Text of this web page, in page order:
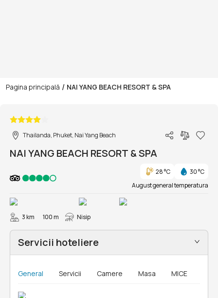
Pagina principală / NAI YANG BEACH RESORT & SPA
Thailanda, Phuket, Nai Yang Beach
NAI YANG BEACH RESORT & SPA
28 °C
30 °C
August general temperatura
3 km 100 m Nisip
Servicii hoteliere
General Servicii Camere Masa MICE